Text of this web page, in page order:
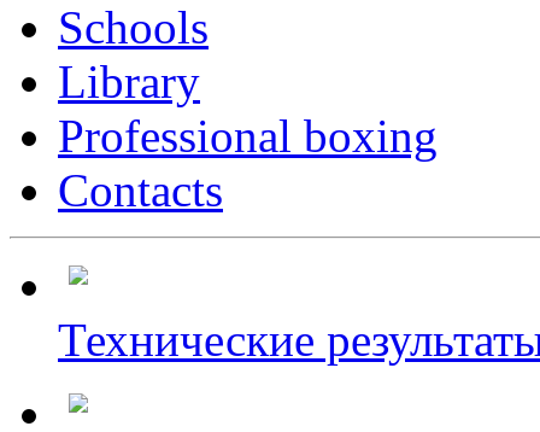
Schools
Library
Professional boxing
Contacts
Технические